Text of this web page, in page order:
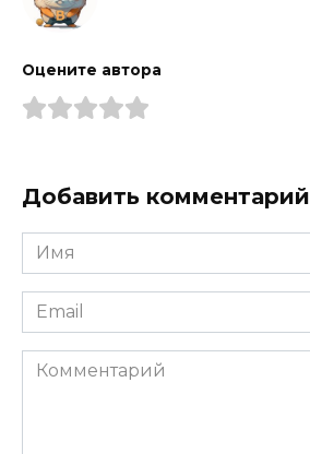
Оцените автора
Добавить комментарий
Имя
*
Email
*
Комментарий